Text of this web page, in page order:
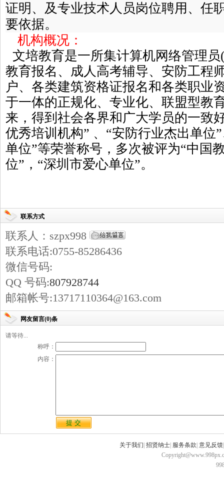
证明、及专业技术人员岗位聘用、任
要依据。
机构概况：
文培教育是一所集计算机网络管理
教育报名、成人高考辅导、安防工程
户、各类建筑资格证报名和各类职业
于一体的正规化、专业化、联盟型教
来，得到社会各界和广大学员的一致
优秀培训机构” 、“安防行业杰出单位
单位”等荣誉称号，多次被评为“中国
位”，“深圳市爱心单位”。
联系方式
联系人：szpx998
联系电话:0755-85286436
微信号码:
QQ 号码:807928744
邮箱帐号:13717110364@163.com
网友留言(0)条
请等待...
称呼：
内容：
关于我们 招贤纳士 服务条款 意见反馈